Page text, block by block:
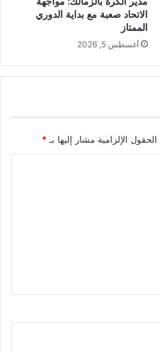
الاتحاد صعبة مع بداية الدوري
الممتاز
أغسطس 5, 2026
الحقول الإلزامية مشار إليها بـ *